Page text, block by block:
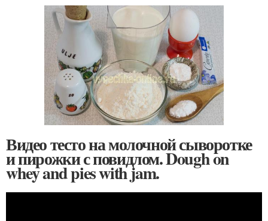
Видео тесто на молочной сыворотке
и пирожки с повидлом. Dough on
whey and pies with jam.